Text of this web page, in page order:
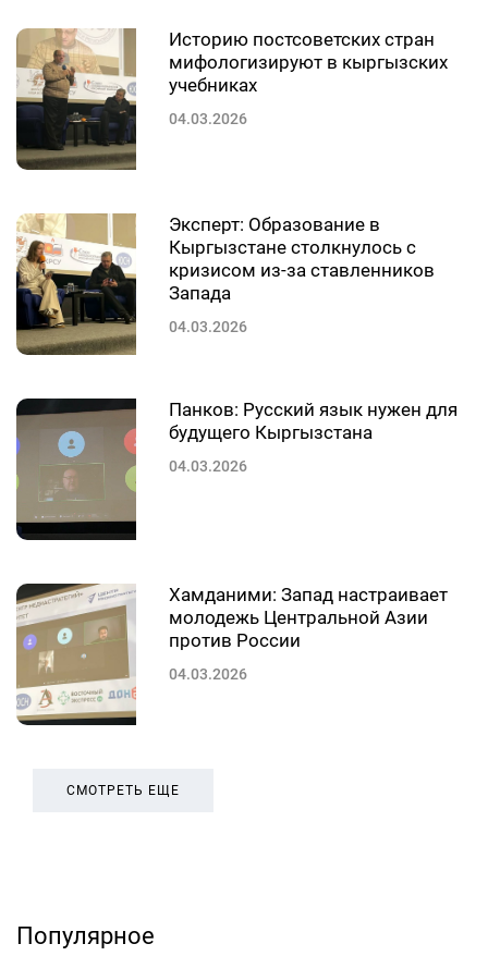
Историю постсоветских стран
мифологизируют в кыргызских
учебниках
04.03.2026
Эксперт: Образование в
Кыргызстане столкнулось с
кризисом из-за ставленников
Запада
04.03.2026
Панков: Русский язык нужен для
будущего Кыргызстана
04.03.2026
Хамданими: Запад настраивает
молодежь Центральной Азии
против России
04.03.2026
СМОТРЕТЬ ЕЩЕ
Популярное